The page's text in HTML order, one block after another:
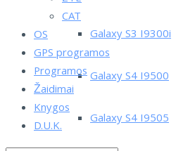
Galaxy S3 I9300i
Galaxy S4 I9500
Galaxy S4 I9505
CAT
OS
GPS programos
Programos
Žaidimai
Knygos
D.U.K.